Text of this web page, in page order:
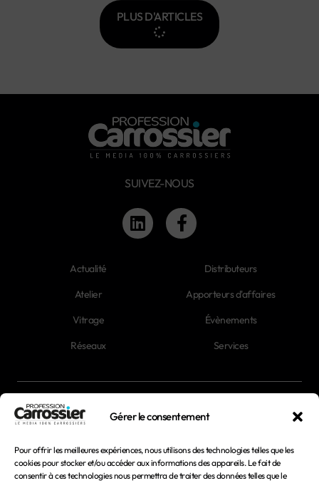
Gérer le consentement
Pour offrir les meilleures expériences, nous utilisons des technologies telles que les
cookies pour stocker et/ou accéder aux informations des appareils. Le fait de
consentir à ces technologies nous permettra de traiter des données telles que le
PLUS D'ARTICLES
SUIVEZ-NOUS
Actualité
Atelier
Vitrage
Réseaux
Distributeurs
Apporteurs d'affaires
Évènements
Services